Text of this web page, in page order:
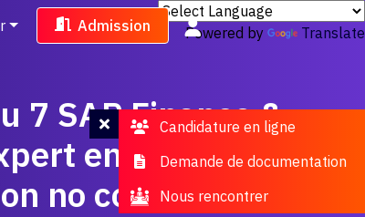
Powered by Translate
Admission
7 SAP Finance &
en solutions
no code/low
Candidature en ligne
Demande de documentation
Nous rencontrer